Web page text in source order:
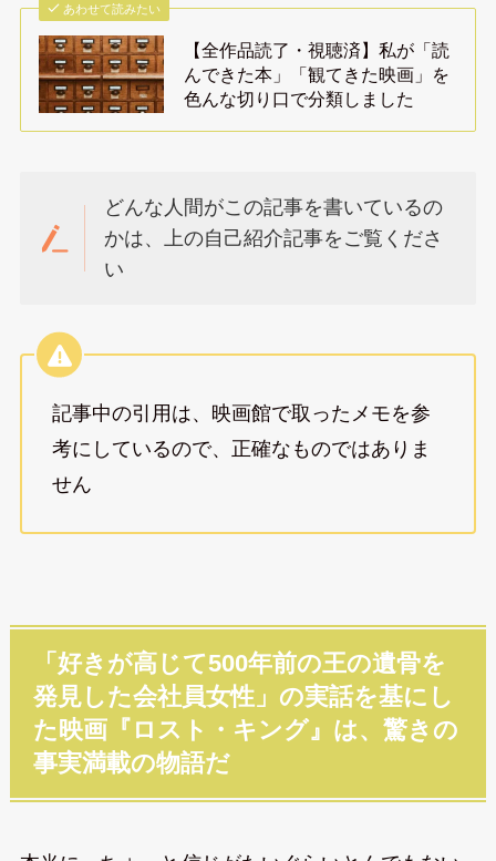
あわせて読みたい
【全作品読了・視聴済】私が「読
んできた本」「観てきた映画」を
色んな切り口で分類しました
どんな人間がこの記事を書いているの
かは、上の自己紹介記事をご覧くださ
い
記事中の引用は、映画館で取ったメモを参
考にしているので、正確なものではありま
せん
「好きが高じて500年前の王の遺骨を
発見した会社員女性」の実話を基にし
た映画『ロスト・キング』は、驚きの
事実満載の物語だ